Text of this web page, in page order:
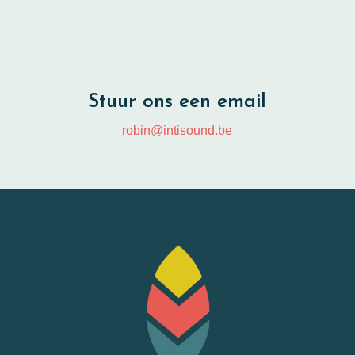
Stuur ons een email
robin@intisound.be